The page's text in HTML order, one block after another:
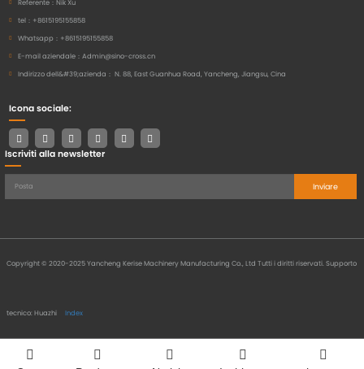
Referente： Nik Xu
tel： +8615195155858
Whatsapp： +8615195155858
E-mail aziendale： Admin@sino-cross.cn
Indirizzo dell&#39;azienda： N. 88, East Guanhua Road, Yancheng, Jiangsu, Cina
Icona sociale:
Iscriviti alla newsletter
Inviare
Copyright © 2020-2025 Yancheng Kerise Machinery Manufacturing Co., Ltd Tutti i diritti riservati.Supporto
tecnico: Huazhi Index